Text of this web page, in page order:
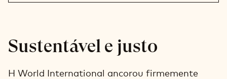
Sustentável e justo
H World International ancorou firmemente